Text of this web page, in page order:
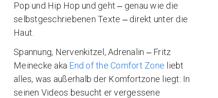
Pop und Hip Hop und geht ‒ genau wie die
selbstgeschriebenen Texte ‒ direkt unter die
Haut.
Spannung, Nervenkitzel, Adrenalin ‒ Fritz
Meinecke aka End of the Comfort Zone liebt
alles, was außerhalb der Komfortzone liegt: In
seinen Videos besucht er vergessene